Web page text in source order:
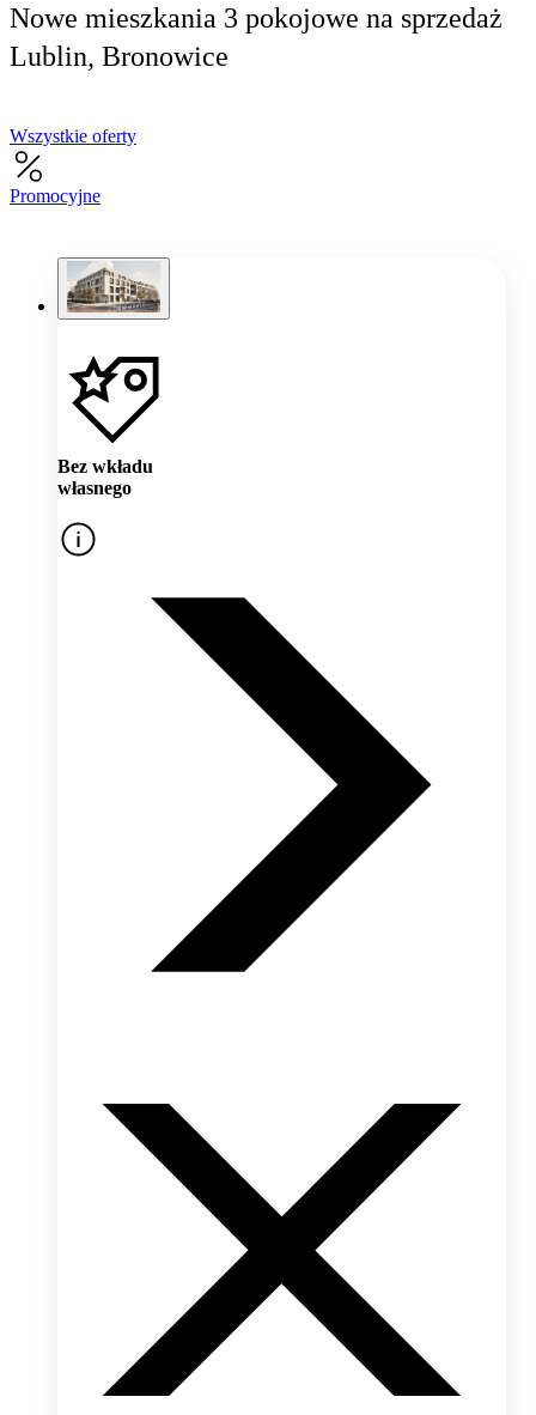
Nowe mieszkania 3 pokojowe na sprzedaż
Lublin, Bronowice
Wszystkie oferty
Promocyjne
Bez wkładu
własnego